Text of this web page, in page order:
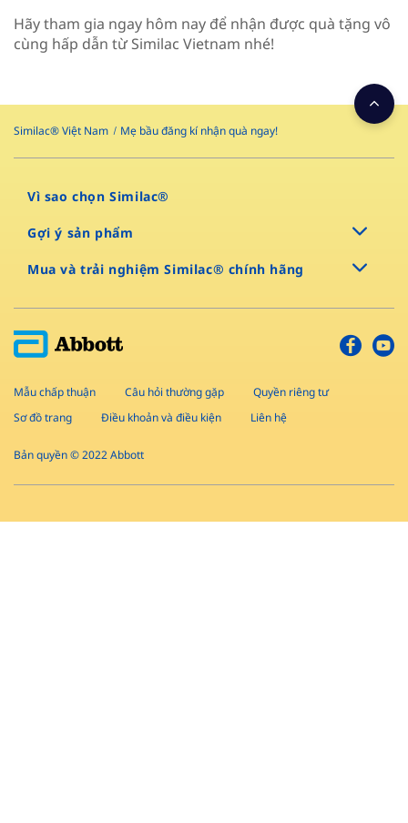
Hãy tham gia ngay hôm nay để nhận được quà tặng vô
cùng hấp dẫn từ Similac Vietnam nhé!
Similac® Việt Nam Mẹ bầu đăng kí nhận quà ngay!
Vì sao chọn Similac®
Gợi ý sản phẩm
Mua và trải nghiệm Similac® chính hãng
Mẫu chấp thuận Câu hỏi thường gặp
Quyền riêng tư
Sơ đồ trang
Điều khoản và điều kiện Liên hệ
Bản quyền © 2022 Abbott